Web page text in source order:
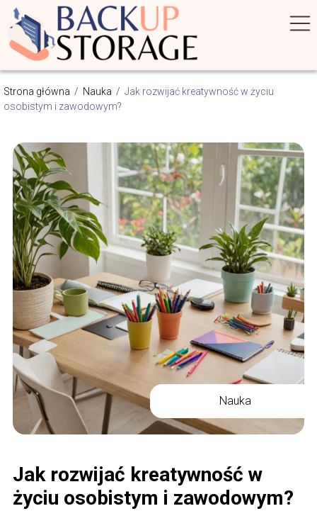
Strona główna / Nauka / Jak rozwijać kreatywność w życiu
osobistym i zawodowym?
Nauka
Jak rozwijać kreatywność w
życiu osobistym i zawodowym?